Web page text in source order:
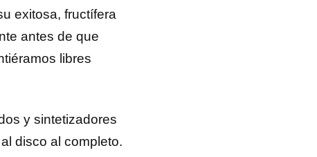
exitosa, fructífera
antes de que
libres
y sintetizadores
disco al completo.